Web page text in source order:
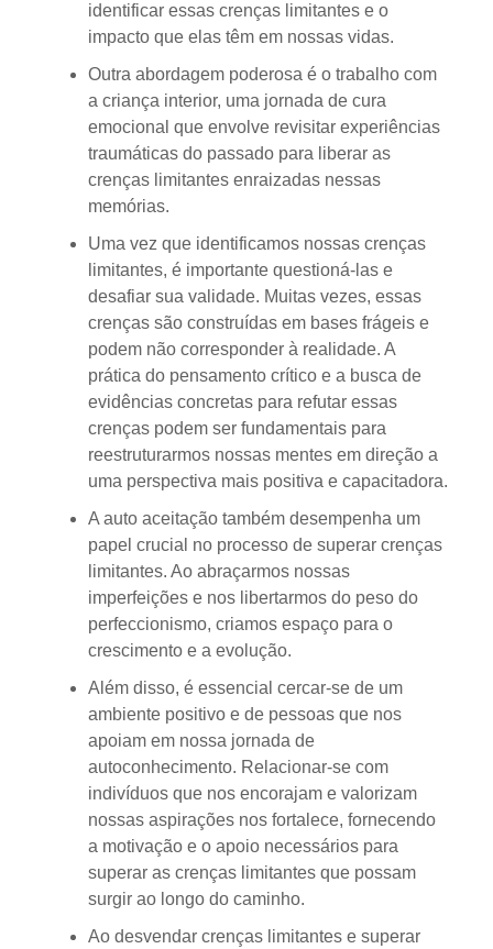
identificar essas crenças limitantes e o
impacto que elas têm em nossas vidas.
Outra abordagem poderosa é o trabalho com
a criança interior, uma jornada de cura
emocional que envolve revisitar experiências
traumáticas do passado para liberar as
crenças limitantes enraizadas nessas
memórias.
Uma vez que identificamos nossas crenças
limitantes, é importante questioná-las e
desafiar sua validade. Muitas vezes, essas
crenças são construídas em bases frágeis e
podem não corresponder à realidade. A
prática do pensamento crítico e a busca de
evidências concretas para refutar essas
crenças podem ser fundamentais para
reestruturarmos nossas mentes em direção a
uma perspectiva mais positiva e capacitadora.
A auto aceitação também desempenha um
papel crucial no processo de superar crenças
limitantes. Ao abraçarmos nossas
imperfeições e nos libertarmos do peso do
perfeccionismo, criamos espaço para o
crescimento e a evolução.
Além disso, é essencial cercar-se de um
ambiente positivo e de pessoas que nos
apoiam em nossa jornada de
autoconhecimento. Relacionar-se com
indivíduos que nos encorajam e valorizam
nossas aspirações nos fortalece, fornecendo
a motivação e o apoio necessários para
superar as crenças limitantes que possam
surgir ao longo do caminho.
Ao desvendar crenças limitantes e superar